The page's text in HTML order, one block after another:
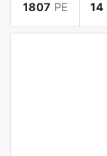
1807 PE 14